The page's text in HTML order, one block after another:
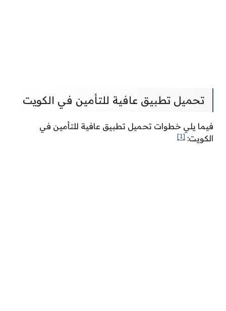
تحميل تطبيق عافية للتأمين في الكويت
فيما يلي خطوات تحميل تطبيق عافية للتأمين في
الكويت: [1]